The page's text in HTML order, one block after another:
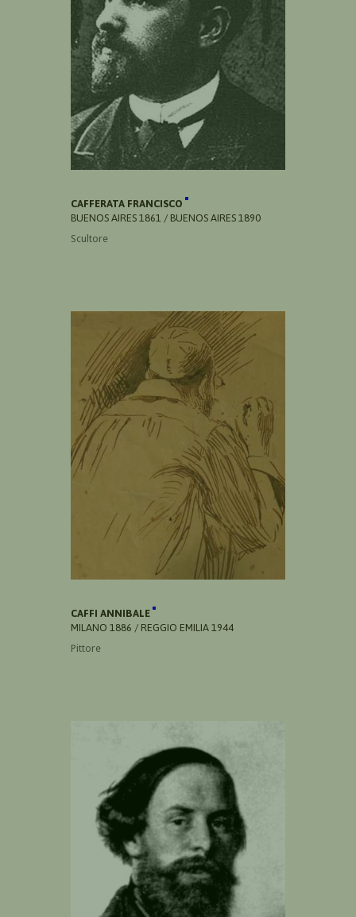
CAFFERATA FRANCISCO
BUENOS AIRES 1861 / BUENOS AIRES 1890
Scultore
CAFFI ANNIBALE
MILANO 1886 / REGGIO EMILIA 1944
Pittore